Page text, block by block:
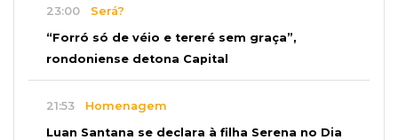
23:00 Será?
“Forró só de véio e tereré sem graça”,
rondoniense detona Capital
21:53 Homenagem
Luan Santana se declara à filha Serena no Dia